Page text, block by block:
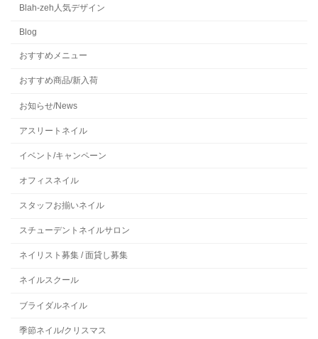
Blah-zeh人気デザイン
Blog
おすすめメニュー
おすすめ商品/新入荷
お知らせ/News
アスリートネイル
イベント/キャンペーン
オフィスネイル
スタッフお揃いネイル
スチューデントネイルサロン
ネイリスト募集 / 面貸し募集
ネイルスクール
ブライダルネイル
季節ネイル/クリスマス